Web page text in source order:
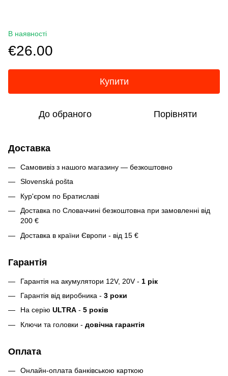
В наявності
€26.00
Купити
До обраного Порівняти
Доставка
Самовивіз з нашого магазину — безкоштовно
Slovenská pošta
Кур'єром по Братиславі
Доставка по Словаччині безкоштовна при замовленні від
200 €
Доставка в країни Європи - від 15 €
Гарантія
Гарантія на акумулятори 12V, 20V - 1 рік
Гарантія від виробника - 3 роки
На серію ULTRA - 5 років
Ключи та головки - довічна гарантія
Оплата
Онлайн-оплата банківською карткою